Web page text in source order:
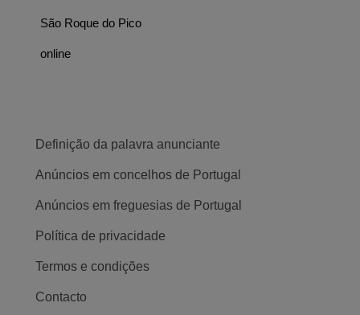
São Roque do Pico
online
Definição da palavra anunciante
Anúncios em concelhos de Portugal
Anúncios em freguesias de Portugal
Política de privacidade
Termos e condições
Contacto